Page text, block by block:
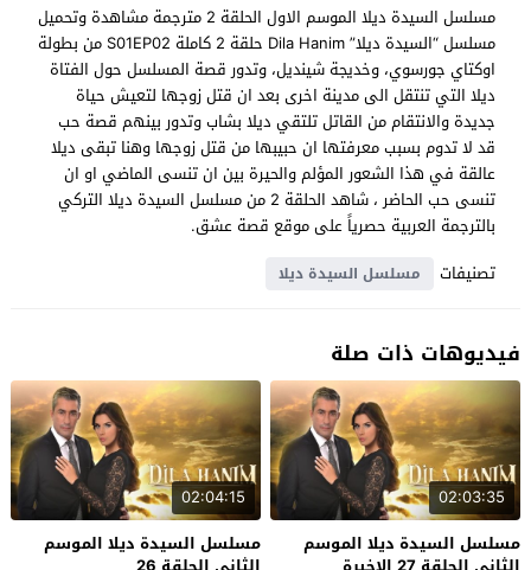
مسلسل السيدة ديلا الموسم الاول الحلقة 2 مترجمة مشاهدة وتحميل
مسلسل “السيدة ديلا” Dila Hanim حلقة 2 كاملة S01EP02 من بطولة
اوكتاي جورسوي، وخديجة شينديل، وتدور قصة المسلسل حول الفتاة
ديلا التي تنتقل الى مدينة اخرى بعد ان قتل زوجها لتعيش حياة
جديدة والانتقام من القاتل تلتقي ديلا بشاب وتدور بينهم قصة حب
قد لا تدوم بسبب معرفتها ان حبيبها من قتل زوجها وهنا تبقى ديلا
عالقة في هذا الشعور المؤلم والحيرة بين ان تنسى الماضي او ان
تنسى حب الحاضر ، شاهد الحلقة 2 من مسلسل السيدة ديلا التركي
بالترجمة العربية حصرياً على موقع قصة عشق.
تصنيفات
مسلسل السيدة ديلا
فيديوهات ذات صلة
02:03:35
مسلسل السيدة ديلا الموسم
02:04:15
مسلسل السيدة ديلا الموسم